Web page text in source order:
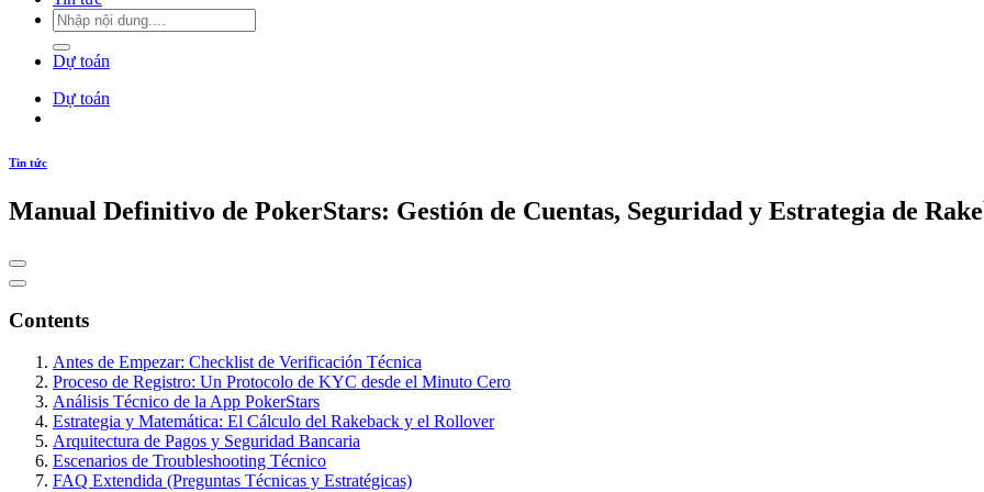
Dự toán
Dự toán
Tin tức
Manual Definitivo de PokerStars: Gestión de Cuentas, Seguridad y Estrategia de
Contents
Antes de Empezar: Checklist de Verificación Técnica
Proceso de Registro: Un Protocolo de KYC desde el Minuto Cero
Análisis Técnico de la App PokerStars
Estrategia y Matemática: El Cálculo del Rakeback y el Rollover
Arquitectura de Pagos y Seguridad Bancaria
Escenarios de Troubleshooting Técnico
FAQ Extendida (Preguntas Técnicas y Estratégicas)